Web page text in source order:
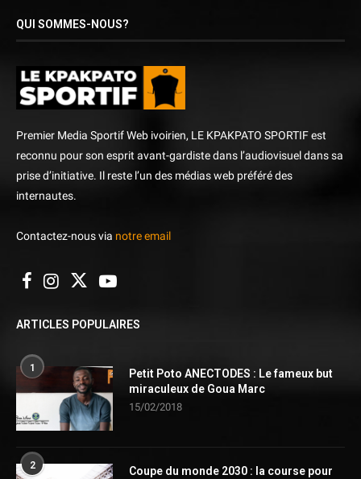
QUI SOMMES-NOUS?
Premier Media Sportif Web ivoirien, LE KPAKPATO SPORTIF est
reconnu pour son esprit avant-gardiste dans l’audiovisuel dans sa
prise d’initiative. Il reste l’un des médias web préféré des
internautes.
Contactez-nous via notre email
ARTICLES POPULAIRES
1
Petit Poto ANECTODES : Le fameux but
miraculeux de Goua Marc
15/02/2018
2
Coupe du monde 2030 : la course pour